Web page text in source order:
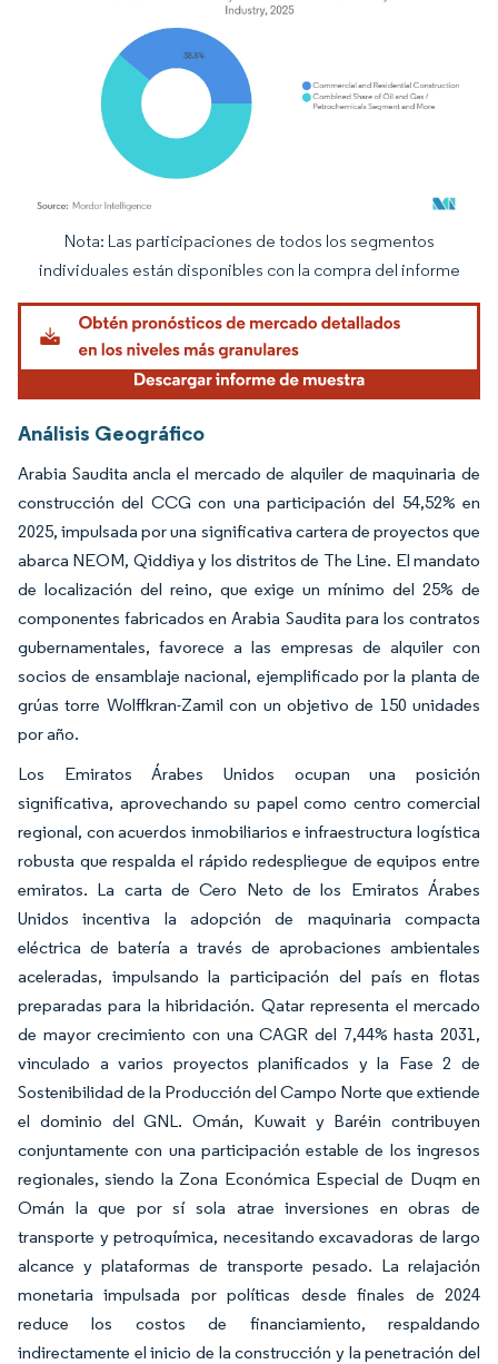
Imagen © Mordor Intelligence. El uso requiere atribución según CC BY 4.0.
Nota: Las participaciones de todos los segmentos
individuales están disponibles con la compra del informe
Análisis Geográfico
Arabia Saudita ancla el mercado de alquiler de maquinaria de
construcción del CCG con una participación del 54,52% en
2025, impulsada por una significativa cartera de proyectos que
abarca NEOM, Qiddiya y los distritos de The Line. El mandato
de localización del reino, que exige un mínimo del 25% de
componentes fabricados en Arabia Saudita para los contratos
gubernamentales, favorece a las empresas de alquiler con
socios de ensamblaje nacional, ejemplificado por la planta de
grúas torre Wolffkran-Zamil con un objetivo de 150 unidades
por año.
Los Emiratos Árabes Unidos ocupan una posición
significativa, aprovechando su papel como centro comercial
regional, con acuerdos inmobiliarios e infraestructura logística
robusta que respalda el rápido redespliegue de equipos entre
emiratos. La carta de Cero Neto de los Emiratos Árabes
Unidos incentiva la adopción de maquinaria compacta
eléctrica de batería a través de aprobaciones ambientales
aceleradas, impulsando la participación del país en flotas
preparadas para la hibridación. Qatar representa el mercado
de mayor crecimiento con una CAGR del 7,44% hasta 2031,
vinculado a varios proyectos planificados y la Fase 2 de
Sostenibilidad de la Producción del Campo Norte que extiende
el dominio del GNL. Omán, Kuwait y Baréin contribuyen
conjuntamente con una participación estable de los ingresos
regionales, siendo la Zona Económica Especial de Duqm en
Omán la que por sí sola atrae inversiones en obras de
transporte y petroquímica, necesitando excavadoras de largo
alcance y plataformas de transporte pesado. La relajación
monetaria impulsada por políticas desde finales de 2024
reduce los costos de financiamiento, respaldando
indirectamente el inicio de la construcción y la penetración del